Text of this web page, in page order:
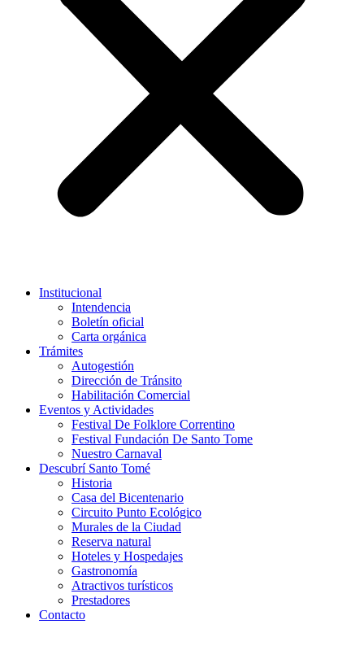
Institucional
Intendencia
Boletín oficial
Carta orgánica
Trámites
Autogestión
Dirección de Tránsito
Habilitación Comercial
Eventos y Actividades
Festival De Folklore Correntino
Festival Fundación De Santo Tome
Nuestro Carnaval
Descubrí Santo Tomé
Historia
Casa del Bicentenario
Circuito Punto Ecológico
Murales de la Ciudad
Reserva natural
Hoteles y Hospedajes
Gastronomía
Atractivos turísticos
Prestadores
Contacto